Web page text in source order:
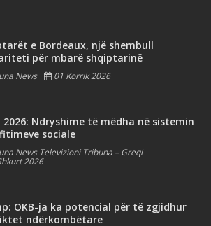
e Bordeaux, një shembull
për mbarë shqiptarinë
News 01 Korrik 2026
2026: Ndryshime të mëdha në sistemin
sociale
News Televizioni Tribuna – Greqi
2026
OKB-ja ka potencial për të zgjidhur
ndërkombëtare